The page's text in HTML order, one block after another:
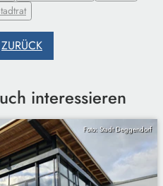
ZURÜCK
interessieren
Foto: Stadt Deggendorf